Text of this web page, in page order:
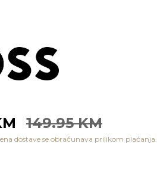
149.95 KM
dostave se obračunava prilikom plaćanja.